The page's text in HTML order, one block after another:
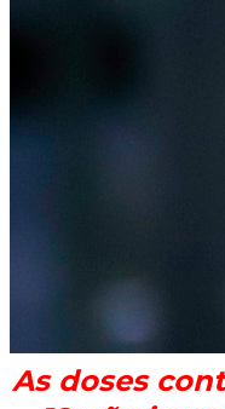
As doses